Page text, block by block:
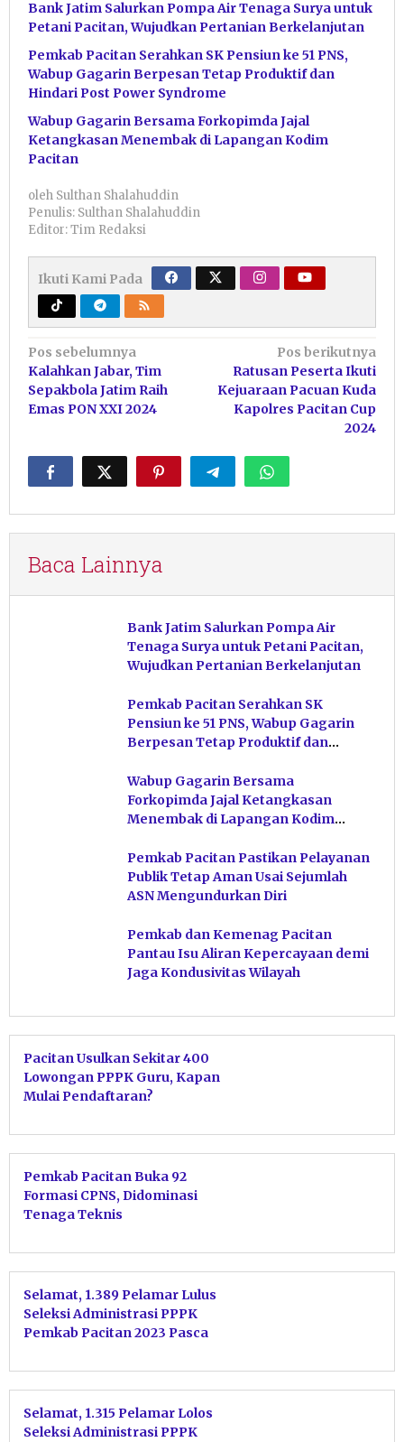
Bank Jatim Salurkan Pompa Air Tenaga Surya untuk
Petani Pacitan, Wujudkan Pertanian Berkelanjutan
Pemkab Pacitan Serahkan SK Pensiun ke 51 PNS,
Wabup Gagarin Berpesan Tetap Produktif dan
Hindari Post Power Syndrome
Wabup Gagarin Bersama Forkopimda Jajal
Ketangkasan Menembak di Lapangan Kodim
Pacitan
oleh Sulthan Shalahuddin
Penulis: Sulthan Shalahuddin
Editor: Tim Redaksi
Ikuti Kami Pada
Navigasi
pos
Pos sebelumnya
Kalahkan Jabar, Tim
Sepakbola Jatim Raih
Emas PON XXI 2024
Pos berikutnya
Ratusan Peserta Ikuti
Kejuaraan Pacuan Kuda
Kapolres Pacitan Cup
2024
Baca Lainnya
Bank Jatim Salurkan Pompa Air
Tenaga Surya untuk Petani Pacitan,
Wujudkan Pertanian Berkelanjutan
Pemkab Pacitan Serahkan SK
Pensiun ke 51 PNS, Wabup Gagarin
Berpesan Tetap Produktif dan
Wabup Gagarin Bersama
Forkopimda Jajal Ketangkasan
Menembak di Lapangan Kodim
Pemkab Pacitan Pastikan Pelayanan
Publik Tetap Aman Usai Sejumlah
ASN Mengundurkan Diri
Pemkab dan Kemenag Pacitan
Pantau Isu Aliran Kepercayaan demi
Jaga Kondusivitas Wilayah
Pacitan Usulkan Sekitar 400
Lowongan PPPK Guru, Kapan
Mulai Pendaftaran?
Pemkab Pacitan Buka 92
Formasi CPNS, Didominasi
Tenaga Teknis
Selamat, 1.389 Pelamar Lulus
Seleksi Administrasi PPPK
Pemkab Pacitan 2023 Pasca
Selamat, 1.315 Pelamar Lolos
Seleksi Administrasi PPPK